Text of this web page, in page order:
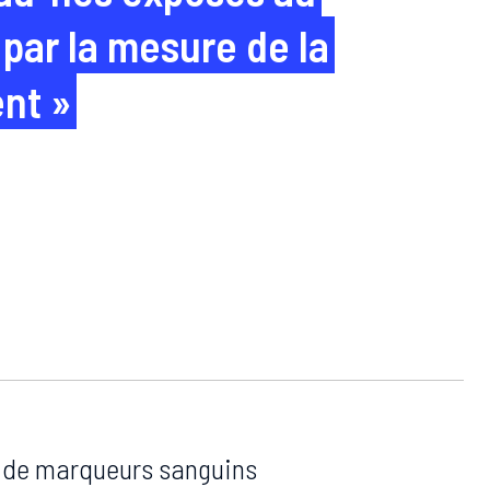
la mesure de la
»
marqueurs sanguins